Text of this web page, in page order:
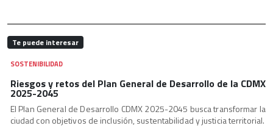
Te puede interesar
SOSTENIBILIDAD
Riesgos y retos del Plan General de Desarrollo de la CDMX
2025-2045
El Plan General de Desarrollo CDMX 2025-2045 busca transformar la
ciudad con objetivos de inclusión, sustentabilidad y justicia territorial.